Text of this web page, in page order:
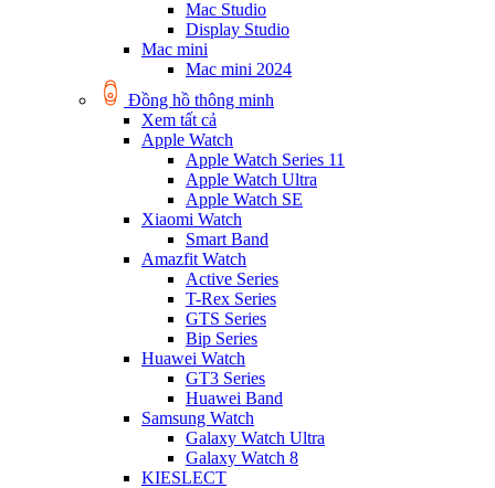
Mac Studio
Display Studio
Mac mini
Mac mini 2024
Đồng hồ thông minh
Xem tất cả
Apple Watch
Apple Watch Series 11
Apple Watch Ultra
Apple Watch SE
Xiaomi Watch
Smart Band
Amazfit Watch
Active Series
T-Rex Series
GTS Series
Bip Series
Huawei Watch
GT3 Series
Huawei Band
Samsung Watch
Galaxy Watch Ultra
Galaxy Watch 8
KIESLECT